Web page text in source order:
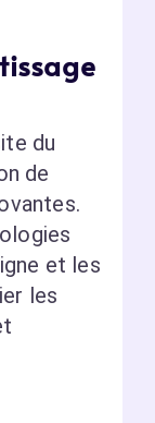
du
de
et les
les